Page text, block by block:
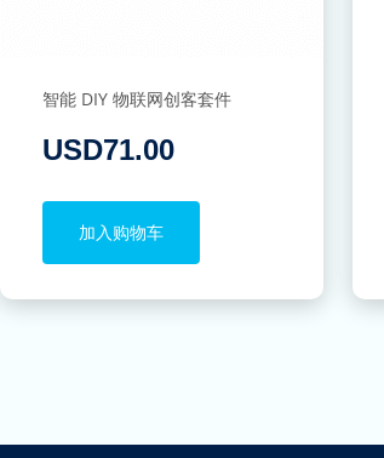
智能 DIY 物联网创客套件
USD71.00
加入购物车